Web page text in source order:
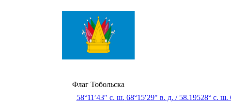
Флаг Тобольска
58°11′43″ с. ш. 68°15′29″ в. д. / 58.19528° с. ш.